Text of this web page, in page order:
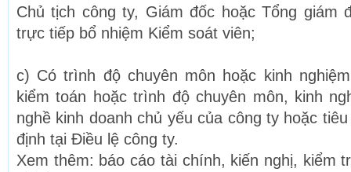
Chủ tịch công ty, Giám đốc hoặc Tổng giám
trực tiếp bổ nhiệm Kiểm soát viên;
c) Có trình độ chuyên môn hoặc kinh
kiểm toán hoặc trình độ chuyên môn, kinh
nghề kinh doanh chủ yếu của công ty hoặc
định tại Điều lệ công ty.
Xem thêm: báo cáo tài chính, kiến nghị, kiểm